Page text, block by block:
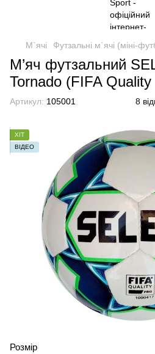
М`ячі Футзальні м`ячі (міні-
М’яч футзальний
Tornado (FIFA
Артикул: 105001 8
ХІТ
ВІДЕО
Розмір